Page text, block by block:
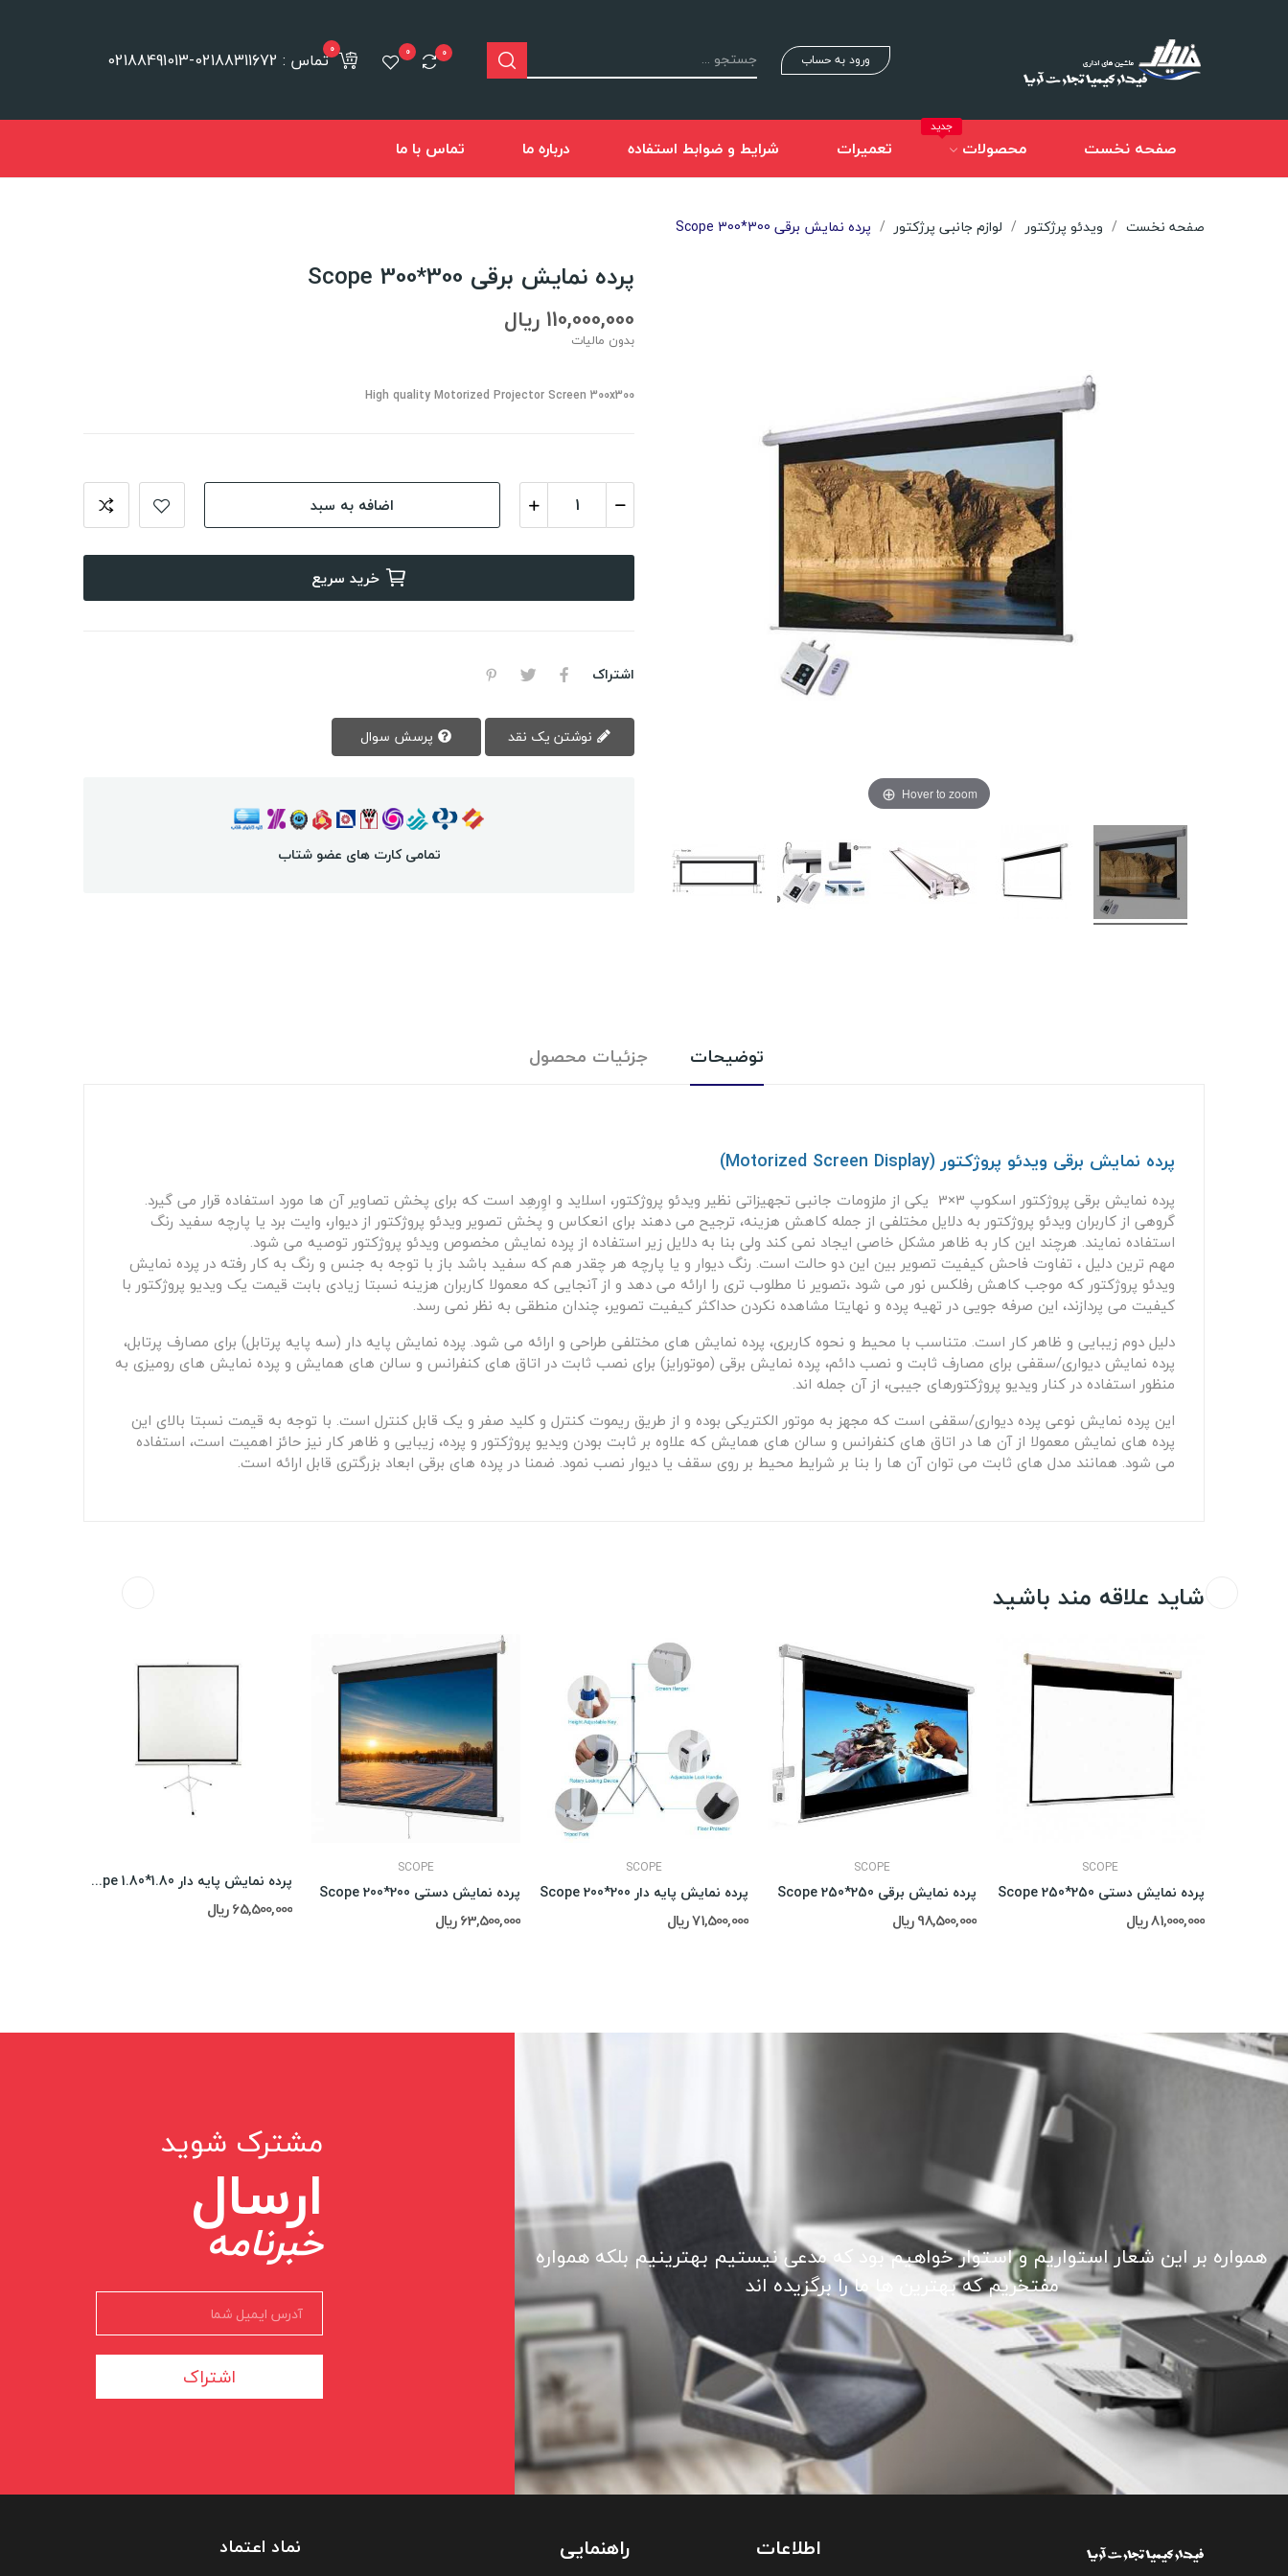
ورود به حساب 0
0 تماس : 02188311672-021884910130
صفحه نخست محصولات
جدید
تعمیرات شرایط و ضوابط استفاده درباره ما تماس با ما
صفحه نخست ویدئو پرژکتور لوازم جانبی پرژکتور پرده نمایش برقی Scope 300*300
Hover to zoom
پرده نمایش برقی Scope 300*300
110,000,000 ریال
بدون مالیات
High quality Motorized Projector Screen 300x300
اضافه به سبد
خرید سریع
اشتراک
تمامی کارت های عضو شتاب
توضیحات جزئیات محصول
پرده نمایش برقی ویدئو پروژکتور (Motorized Screen Display)
پرده نمایش برقی پروژکتور اسکوپ 3×3 یکی از ملزومات جانبی تجهیزاتی نظیر ویدئو پروژکتور، اسلاید و اوِرهِد است که برای پخش تصاویر آن ها مورد استفاده قرار می گیرد.
گروهی از کاربران ویدئو پروژکتور به دلایل مختلفی از جمله کاهش هزینه، ترجیح می دهند برای انعکاس و پخش تصویر ویدئو پروژکتور از دیوار، وایت برد یا پارچه سفید رنگ
استفاده نمایند. هرچند این کار به ظاهر مشکل خاصی ایجاد نمی کند ولی بنا به دلایل زیر استفاده از پرده نمایش مخصوص ویدئو پروژکتور توصیه می شود.
مهم ترین دلیل ، تفاوت فاحش کیفیت تصویر بین این دو حالت است. رنگ دیوار و یا پارچه هر چقدر هم که سفید باشد باز با توجه به جنس و رنگ به کار رفته در پرده نمایش
ویدئو پروژکتور که موجب کاهش رفلکس نور می شود ،تصویر نا مطلوب تری را ارائه می دهد و از آنجایی که معمولا کاربران هزینه نسبتا زیادی بابت قیمت یک ویدیو پروژکتور با
کیفیت می پردازند، این صرفه جویی در تهیه پرده و نهایتا مشاهده نکردن حداکثر کیفیت تصویر، چندان منطقی به نظر نمی رسد.
دلیل دوم زیبایی و ظاهر کار است. متناسب با محیط و نحوه کاربری، پرده نمایش های مختلفی طراحی و ارائه می شود. پرده نمایش پایه دار (سه پایه پرتابل) برای مصارف پرتابل،
پرده نمایش دیواری/سقفی برای مصارف ثابت و نصب دائم، پرده نمایش برقی (موتورایز) برای نصب ثابت در اتاق های کنفرانس و سالن های همایش و پرده نمایش های رومیزی به
منظور استفاده در کنار ویدیو پروژکتورهای جیبی، از آن جمله اند.
این پرده نمایش نوعی پرده دیواری/سقفی است که مجهز به موتور الکتریکی بوده و از طریق ریموت کنترل و کلید صفر و یک قابل کنترل است. با توجه به قیمت نسبتا بالای این
پرده های نمایش معمولا از آن ها در اتاق های کنفرانس و سالن های همایش که علاوه بر ثابت بودن ویدیو پروژکتور و پرده، زیبایی و ظاهر کار نیز حائز اهمیت است، استفاده
می شود. همانند مدل های ثابت می توان آن ها را بنا بر شرایط محیط بر روی سقف یا دیوار نصب نمود. ضمنا در پرده های برقی ابعاد بزرگتری قابل ارائه است.
شاید علاقه مند باشید
پرده نمایش پایه دار Scope 1.80*1.80
65,500,000 ریال
SCOPE
پرده نمایش دستی Scope 200*200
63,500,000 ریال
SCOPE
پرده نمایش پایه دار Scope 200*200
71,500,000 ریال
SCOPE
پرده نمایش برقی Scope 250*250
98,500,000 ریال
SCOPE
پرده نمایش دستی Scope 250*250
81,000,000 ریال
همواره بر این شعار استواریم و استوار خواهیم بود که مدعی نیستیم بهترینیم بلکه همواره
مفتخریم که بهترین ها ما را برگزیده اند
مشترک شوید
ارسال
خبرنامه
اشتراک
اطلاعات راهنمایی نماد اعتماد